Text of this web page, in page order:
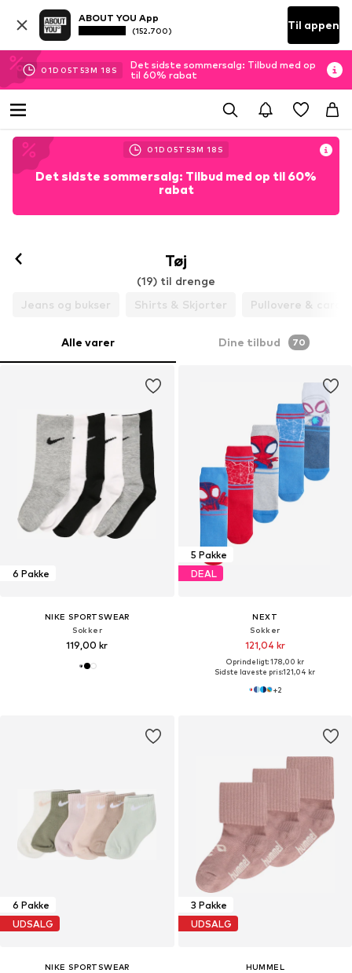
ABOUT YOU App
(152.700) Til appen
01D 05T 53M 16 S
Det sidste sommersalg: Tilbud med op
til 60% rabat
01D 05T 53M 16 S
Det sidste sommersalg: Tilbud med op til 60%
rabat
Tøj
(19) til drenge
Jeans og bukser
Shirts & Skjorter Pullovere &
Alle varer Dine tilbud 70
6 Pakke
NIKE SPORTSWEAR
Sokker
119,00 kr
5 Pakke
DEAL
NEXT
Sokker
121,04 kr
Oprindeligt: 178,00 kr
Sidste laveste pris:121,04 kr
+2
6 Pakke
UDSALG
NIKE SPORTSWEAR
3 Pakke
UDSALG
HUMMEL